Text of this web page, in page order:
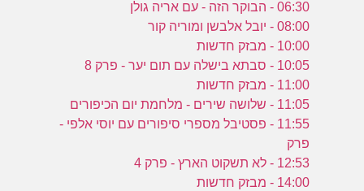
06:30 - הבוקר הזה - עם אריה גולן
08:00 - יובל אלבשן ומוריה קור
10:00 - מבזק חדשות
10:05 - סבתא בישלה עם תום יער - פרק 8
11:00 - מבזק חדשות
11:05 - שלושה שירים - מלחמת יום הכיפורים
11:55 - פסטיבל מספרי סיפורים עם יוסי אלפי -
פרק
12:53 - לא תשקוט הארץ - פרק 4
14:00 - מבזק חדשות